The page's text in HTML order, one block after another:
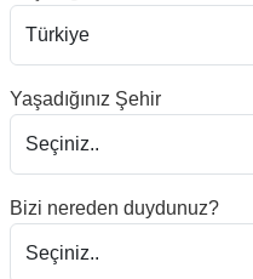
Yaşadığınız Şehir
Bizi nereden duydunuz?